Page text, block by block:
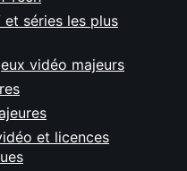
et séries les plus
vidéo majeurs
et licences